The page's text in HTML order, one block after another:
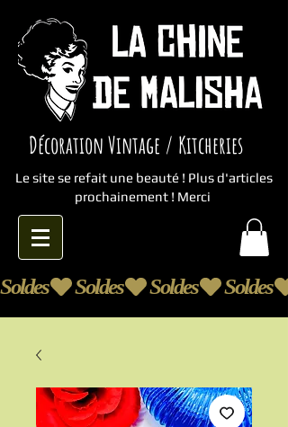
Décoration Vintage / Kitcheries
Le site se refait une beauté ! Plus d'articles
prochainement ! Merci
Soldes